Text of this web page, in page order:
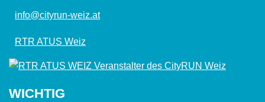
info@cityrun-weiz.at
RTR ATUS Weiz
WICHTIG